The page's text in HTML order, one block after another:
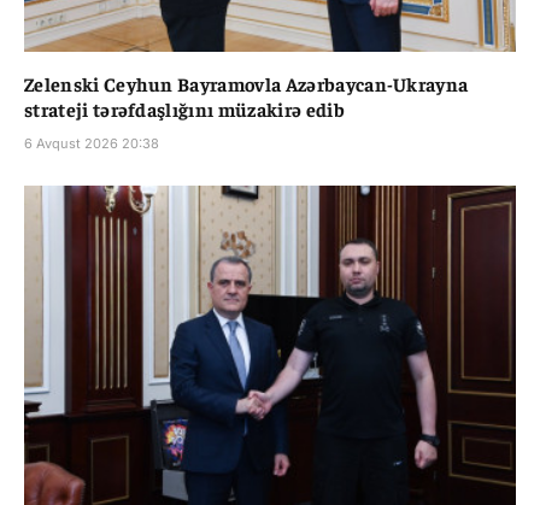
Zelenski Ceyhun Bayramovla Azərbaycan-Ukrayna
strateji tərəfdaşlığını müzakirə edib
6 Avqust 2026 20:38